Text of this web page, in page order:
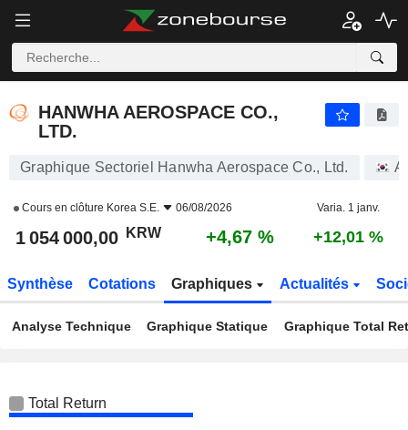
HANWHA AEROSPACE CO.,
LTD.
Graphique Sectoriel Hanwha Aerospace Co., Ltd.
Cours en clôture Korea S.E. 06/08/2026 Varia. 1 janv.
1 054 000,00 KRW +4,67 % +12,01 %
Synthèse Cotations Graphiques Actualités
Analyse Technique Graphique Statique Graphique Total
Total Return